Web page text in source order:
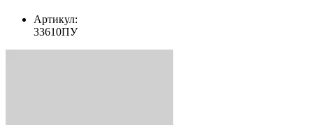
Артикул:
33610ПУ